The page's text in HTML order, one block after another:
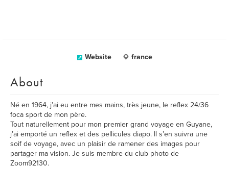
Website france
About
Né en 1964, j’ai eu entre mes mains, très jeune, le reflex 24/36
foca sport de mon père.
Tout naturellement pour mon premier grand voyage en Guyane,
j’ai emporté un reflex et des pellicules diapo. Il s’en suivra une
soif de voyage, avec un plaisir de ramener des images pour
partager ma vision. Je suis membre du club photo de
Zoom92130.